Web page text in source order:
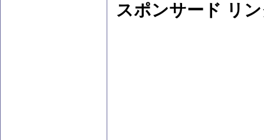
スポンサード リ